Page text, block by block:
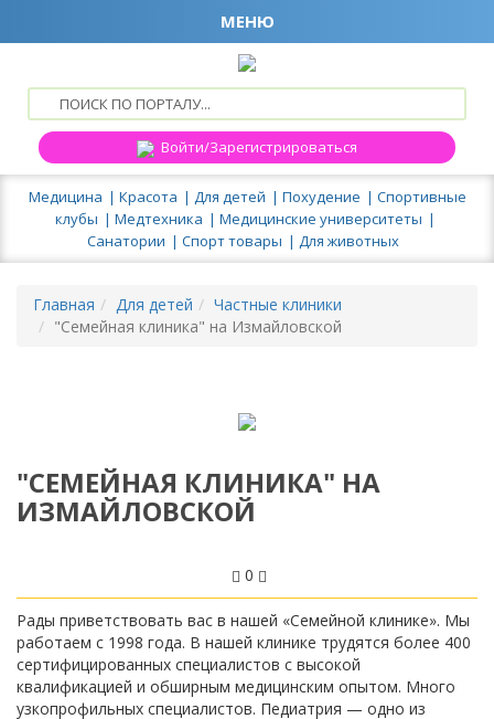
МЕНЮ
Войти/Зарегистрироваться
Медицина Красота Для детей Похудение
Спортивные
клубы
Медтехника
Медицинские университеты
Санатории
Спорт товары Для животных
Главная Для детей
Частные клиники
"Семейная клиника" на Измайловской
"СЕМЕЙНАЯ КЛИНИКА" НА
ИЗМАЙЛОВСКОЙ
0
Рады приветствовать вас в нашей «Семейной клинике». Мы
работаем с 1998 года. В нашей клинике трудятся более 400
сертифицированных специалистов с высокой
квалификацией и обширным медицинским опытом. Много
узкопрофильных специалистов. Педиатрия — одно из